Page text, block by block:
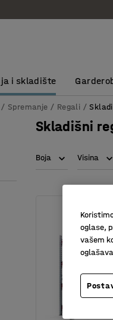
i skladište
Spremanje Regali
Skladišni
Boja Visina
oglase,
vašem